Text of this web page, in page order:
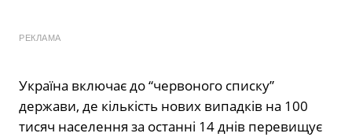
РЕКЛАМА
Україна включає до “червоного списку”
держави, де кількість нових випадків на 100
тисяч населення за останні 14 днів перевищує